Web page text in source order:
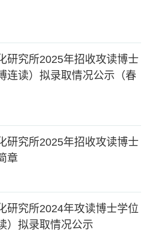
研究所2025年招收攻读博士
连读）拟录取情况公示（春
研究所2025年招收攻读博士
章
研究所2024年攻读博士学位
）拟录取情况公示